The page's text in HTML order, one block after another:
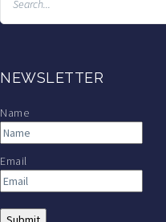
NEWSLETTER
Name
Email